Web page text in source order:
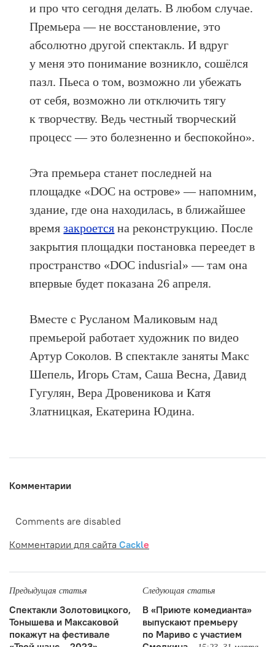
и про что сегодня делать. В любом случае.
Премьера — не восстановление, это
абсолютно другой спектакль. И вдруг
у меня это понимание возникло, сошёлся
пазл. Пьеса о том, возможно ли убежать
от себя, возможно ли отключить тягу
к творчеству. Ведь честный творческий
процесс — это болезненно и беспокойно».
Эта премьера станет последней на
площадке «DOC на острове» — напомним,
здание, где она находилась, в ближайшее
времязакроется на реконструкцию. После
закрытия площадки постановка переедет в
пространство «DOC indusrial» — там она
впервые будет показана 26 апреля.
Вместе с Русланом Маликовым над
премьерой работает художник по видео
Артур Соколов. В спектакле заняты Макс
Шепель, Игорь Стам, Саша Весна, Давид
Гугулян, Вера Дровеникова и Катя
Златницкая, Екатерина Юдина.
Комментарии
Comments are disabled
Комментарии для сайта Cackle
Предыдущая статья
Спектакли Золотовицкого,
Тонышева и Максаковой
покажут на фестивале
Следующая статья
В «Приюте комедианта»
выпускают премьеру
по Мариво с участием